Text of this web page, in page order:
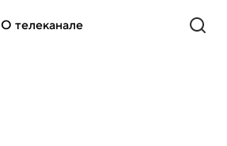
О телеканале